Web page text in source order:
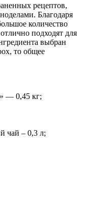
рецептов,
Благодаря
количество
подходят для
выбран
то общее
— 0,45 кг;
чай – 0,3 л;